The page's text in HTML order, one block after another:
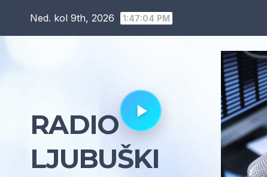
Ned. kol 9th, 2026 1:47:05 PM
RADIO
LJUBUŠKI